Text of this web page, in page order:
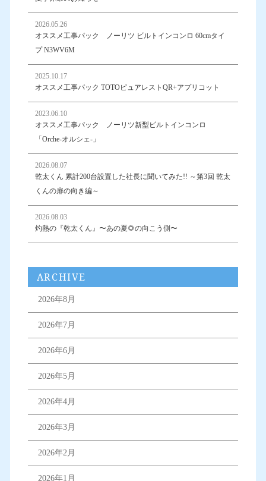
2026.05.26
オススメ工事パック ノーリツ ビルトインコンロ 60cmタイ
プ N3WV6M
2025.10.17
オススメ工事パック TOTOピュアレストQR+アプリコット
2023.06.10
オススメ工事パック ノーリツ新型ビルトインコンロ
「Orche-オルシェ-」
2026.08.07
乾太くん 累計200台設置した社長に聞いてみた!! ～第3回 乾太
くんの扉の向き編～
2026.08.03
灼熱の『乾太くん』〜あの夏🌻の向こう側〜
ARCHIVE
2026年8月
2026年7月
2026年6月
2026年5月
2026年4月
2026年3月
2026年2月
2026年1月